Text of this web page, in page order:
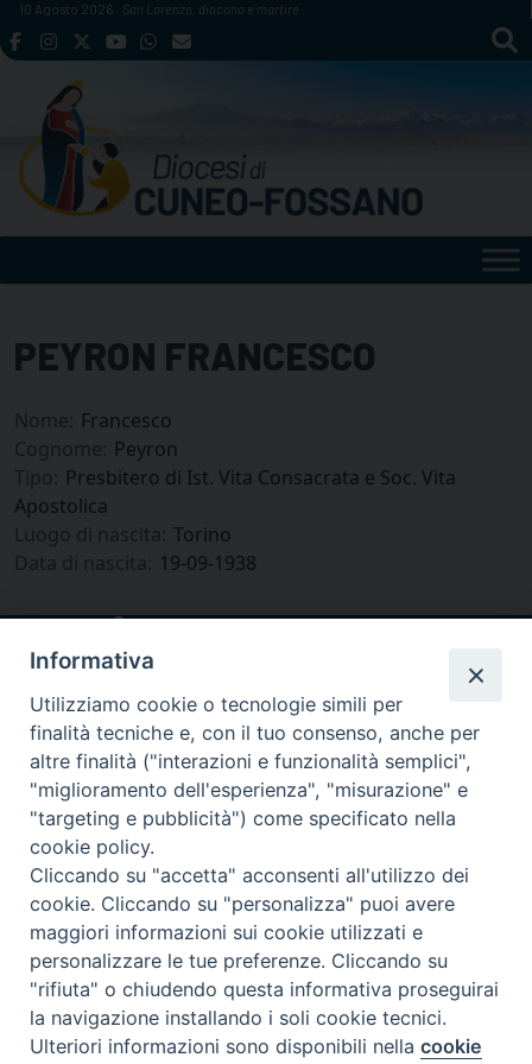
Skip
to
10 Agosto 2026 San Lorenzo, diacono e martire
PEYRON FRANCESCO
Nome: Francesco
Cognome: Peyron
Tipo: Presbitero di Ist. Vita Consacrata e Soc. Vita
Apostolica
Luogo di nascita: Torino
Data di nascita: 19-09-1938
via Amedeo Rossi, 28 - 12100 Cuneo
segreteriagenerale@diocesicuneofossano.it
c.f. 96017380047
Preferenze Cookie
Informativa
Utilizziamo cookie o tecnologie simili per
finalità tecniche e, con il tuo consenso, anche per
altre finalità ("interazioni e funzionalità semplici",
"miglioramento dell'esperienza", "misurazione" e
"targeting e pubblicità") come specificato nella
cookie policy.
Cliccando su "accetta" acconsenti all'utilizzo dei
cookie. Cliccando su "personalizza" puoi avere
maggiori informazioni sui cookie utilizzati e
personalizzare le tue preferenze. Cliccando su
"rifiuta" o chiudendo questa informativa proseguirai
la navigazione installando i soli cookie tecnici.
Ulteriori informazioni sono disponibili nellacookie